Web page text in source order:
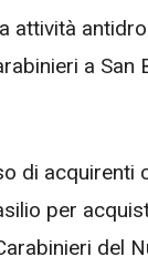
attività
a San
di acquirenti
per
del